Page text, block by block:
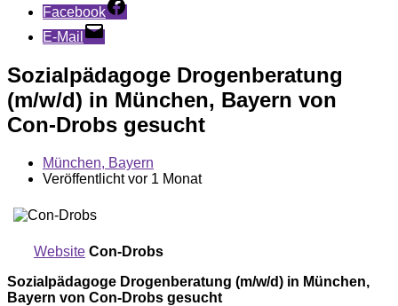
Facebook
E-Mail
Sozialpädagoge Drogenberatung
(m/w/d) in München, Bayern von
Con-Drobs gesucht
München, Bayern
Veröffentlicht vor 1 Monat
Website Con-Drobs
Sozialpädagoge Drogenberatung (m/w/d) in München,
Bayern von Con-Drobs gesucht